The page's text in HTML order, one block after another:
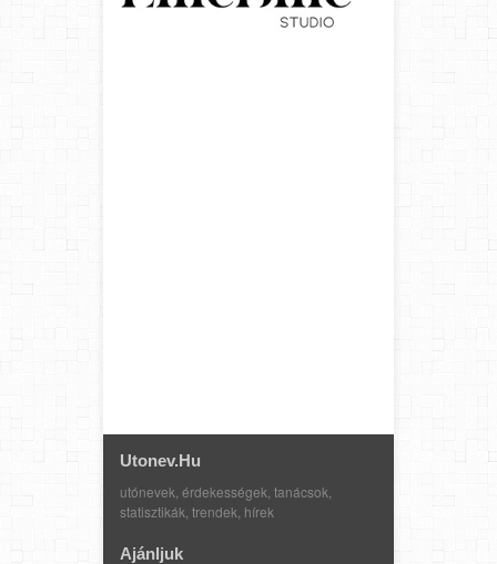
Utonev.hu
utónevek, érdekességek, tanácsok,
statisztikák, trendek, hírek
Ajánljuk